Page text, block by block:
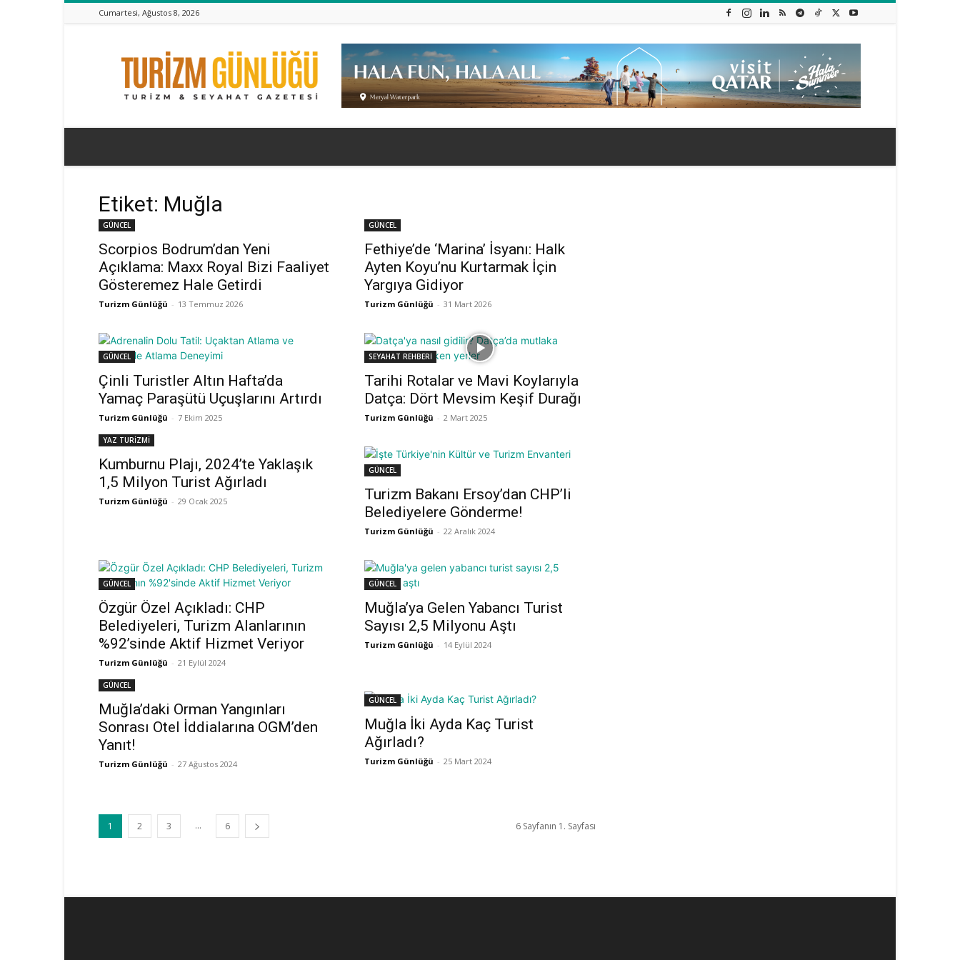
Cumartesi, Ağustos 8, 2026
Turizm
Günlüğü
Etiket: Muğla
GÜNCEL
Scorpios Bodrum’dan Yeni
Açıklama: Maxx Royal Bizi Faaliyet
Gösteremez Hale Getirdi
Turizm Günlüğü - 13 Temmuz 2026
GÜNCEL
Fethiye’de ‘Marina’ İsyanı: Halk
Ayten Koyu’nu Kurtarmak İçin
Yargıya Gidiyor
Turizm Günlüğü - 31 Mart 2026
GÜNCEL
Çinli Turistler Altın Hafta’da
Yamaç Paraşütü Uçuşlarını Artırdı
Turizm Günlüğü - 7 Ekim 2025
SEYAHAT REHBERİ
Tarihi Rotalar ve Mavi Koylarıyla
Datça: Dört Mevsim Keşif Durağı
Turizm Günlüğü - 2 Mart 2025
YAZ TURİZMİ
Kumburnu Plajı, 2024’te Yaklaşık
1,5 Milyon Turist Ağırladı
Turizm Günlüğü - 29 Ocak 2025
GÜNCEL
Turizm Bakanı Ersoy’dan CHP’li
Belediyelere Gönderme!
Turizm Günlüğü - 22 Aralık 2024
GÜNCEL
Özgür Özel Açıkladı: CHP
Belediyeleri, Turizm Alanlarının
%92’sinde Aktif Hizmet Veriyor
Turizm Günlüğü - 21 Eylül 2024
GÜNCEL
Muğla’ya Gelen Yabancı Turist
Sayısı 2,5 Milyonu Aştı
Turizm Günlüğü - 14 Eylül 2024
GÜNCEL
Muğla’daki Orman Yangınları
Sonrası Otel İddialarına OGM’den
Yanıt!
Turizm Günlüğü - 27 Ağustos 2024
GÜNCEL
Muğla İki Ayda Kaç Turist
Ağırladı?
Turizm Günlüğü - 25 Mart 2024
1 2 3 ... 6 6 Sayfanın 1. Sayfası